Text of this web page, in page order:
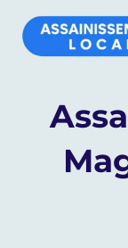
contenu